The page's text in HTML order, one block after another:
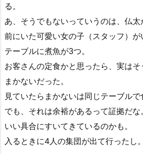
る。
あ、そうでもないっていうのは、仏
前にいた可愛い女の子（スタッフ）が
テーブルに煮魚が3つ。
お客さんの定食かと思ったら、実はそ
まかないだった。
見ていたらまかないは同じテーブルで
でも、それは余裕があるって証拠だな。
いい具合にすいてきているのかも。
入るときに4人の集団が出て行ったし。